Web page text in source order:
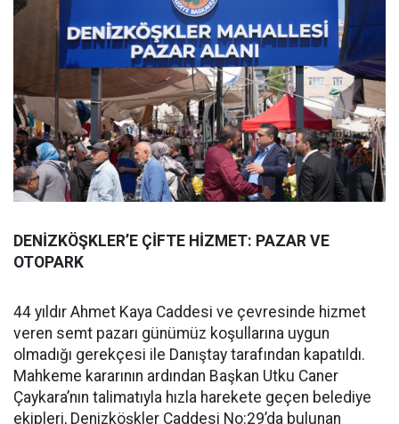
DENİZKÖŞKLER’E ÇİFTE HİZMET: PAZAR VE
OTOPARK
44 yıldır Ahmet Kaya Caddesi ve çevresinde hizmet
veren semt pazarı günümüz koşullarına uygun
olmadığı gerekçesi ile Danıştay tarafından kapatıldı.
Mahkeme kararının ardından Başkan Utku Caner
Çaykara’nın talimatıyla hızla harekete geçen belediye
ekipleri, Denizköşkler Caddesi No:29’da bulunan